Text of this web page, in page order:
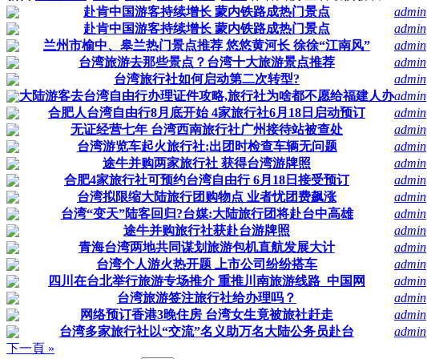
赴肯中国游客持续增长 蒙内铁路成热门景点
admin
赴肯中国游客持续增长 蒙内铁路成热门景点
admin
兰州市榆中、皋兰热门景点推荐 悠悠黄河长 徐徐“江南风”
admin
台湾旅游去那些景点？台湾十大旅游景点推荐
admin
台湾旅行社如何启动第二次转型?
admin
大陆游客去台湾自由行办理证件攻略,旅行社为啥都不愿给福建人办admin
合肥人台湾自由行8月底开始 4家旅行社6月18日启动预订
admin
无证经营七年 台湾西南旅行社广州接待站被查处
admin
台湾游览车起火旅行社:出团时检查车辆无问题
admin
途牛并购两家旅行社 获得台湾游牌照
admin
合肥4家旅行社可预约台湾自由行 6月18日接受预订
admin
台湾拟限缩大陆旅行团购物点 业者忧团费飙涨
admin
台湾“变天”陆客回归?台媒:大陆旅行团将赴台中高雄
admin
途牛并购旅行社获赴台游牌照
admin
青海台湾两地共同谋划旅游包机直航发展大计
admin
台湾个人游火热开题 上市公司纷纷搭车
admin
四川在台北举行旅游专场推介 重推川南旅游线路_中国网
admin
台湾旅游签注旅行社给办理吗？
admin
网络预订香港3晚住房 台湾女生竟被旅社赶走
admin
台湾多家旅行社以“交流”名义助万名大陆公务员赴台
admin
下一頁 »